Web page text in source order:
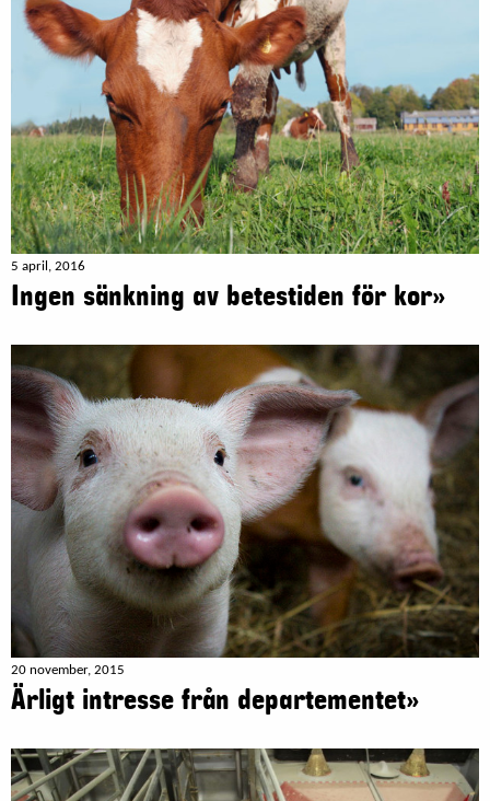
5 april, 2016
Ingen sänkning av betestiden för kor»
20 november, 2015
Ärligt intresse från departementet»